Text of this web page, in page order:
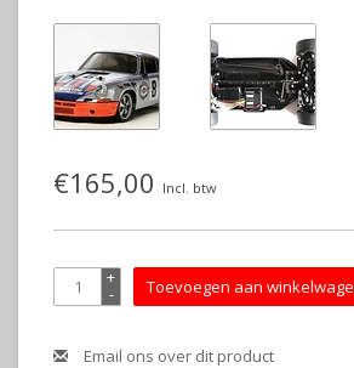
€165,00 Incl. btw
+
- Toevoegen aan
Email ons over dit product